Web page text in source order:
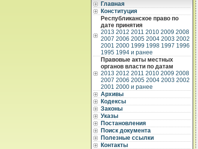
Главная
Конституция
Республиканское право по
дате принятия
2013 2012 2011 2010 2009 2008
2007 2006 2005 2004 2003 2002
2001 2000 1999 1998 1997 1996
1995 1994 и ранее
Правовые акты местных
органов власти по датам
2013 2012 2011 2010 2009 2008
2007 2006 2005 2004 2003 2002
2001 2000 и ранее
Архивы
Кодексы
Законы
Указы
Постановления
Поиск документа
Полезные ссылки
Контакты